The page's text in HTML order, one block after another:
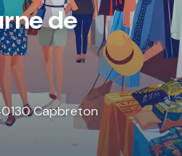
de
Capbreton